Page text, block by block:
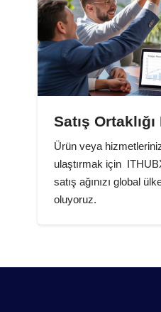
Satış
Ürün veya
ulaştırmak için
satış ağınızı global
oluyoruz.